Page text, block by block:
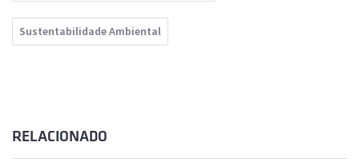
Sustentabilidade Ambiental
RELACIONADO